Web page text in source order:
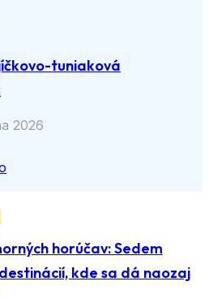
tuniaková
2026
horúčav: Sedem
kde sa dá naozaj